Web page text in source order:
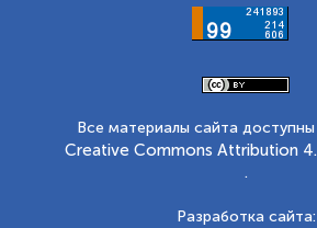
Все материалы сайта
Creative Commons Attribution
.
Разработка сайта: